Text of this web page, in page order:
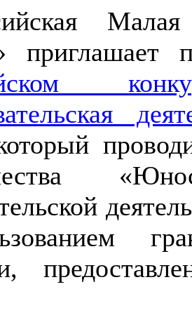
приглашает